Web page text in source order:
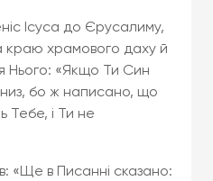
Ісуса до Єрусалиму,
краю храмового даху й
Нього: «Якщо Ти Син
бо ж написано, що
Тебе, і Ти не
«Ще в Писанні сказано: